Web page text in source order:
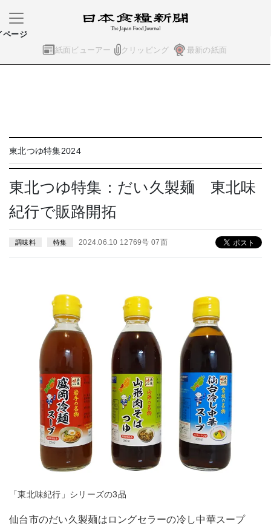
紙面ビューアー クリッピング 最新の紙面
ページ
東北つゆ特集2024
東北つゆ特集：だい久製麺 東北味
紀行で販路開拓
調味料 特集 2024.06.10 12769号 07面
「東北味紀行」シリーズの3品
仙台市のだい久製麺はロングセラーの冷し中華スープ